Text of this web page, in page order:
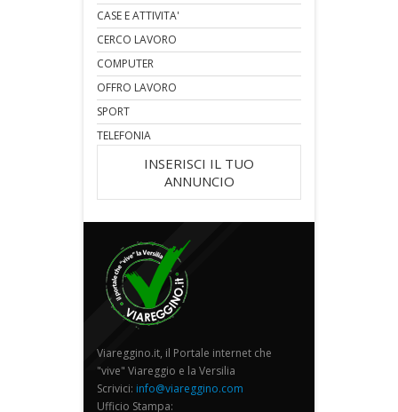
CASE E ATTIVITA'
CERCO LAVORO
COMPUTER
OFFRO LAVORO
SPORT
TELEFONIA
INSERISCI IL TUO
ANNUNCIO
Viareggino.it, il Portale internet che
"vive" Viareggio e la Versilia
Scrivici: info@viareggino.com
Ufficio Stampa: